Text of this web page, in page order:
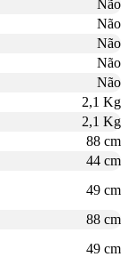
Não
Não
Não
Não
Não
2,1 Kg
2,1 Kg
88 cm
44 cm
49 cm
88 cm
49 cm